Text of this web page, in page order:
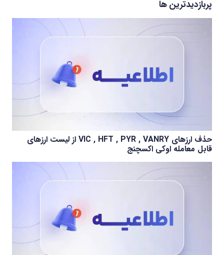
پربازدیدترین ها
حذف ارزهای VIC , HFT , PYR , VANRY از لیست ارزهای
قابل معامله اوکی اکسچنج